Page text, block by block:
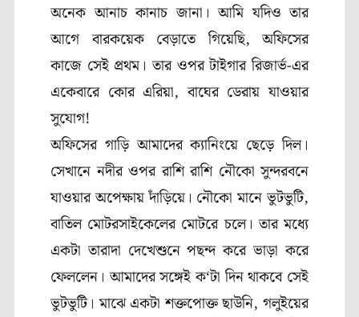
অনেক আনাচ কানাচ জানা। আমি যদিও তার
আগে বারকয়েক বেড়াতে গিয়েছি,অফিসের
কাজে সেই প্রথম। তার ওপর টাইগার রিজার্ভ-এর
একেবারে কোর এরিয়া,বাঘের ডেরায় যাওয়ার
সুযোগ!
অফিসের গাড়ি আমাদের ক্যানিংয়ে ছেড়ে দিল।
সেখানে নদীর ওপর রাশি রাশি নৌকো সুন্দরবনে
যাওয়ার অপেক্ষায় দাঁড়িয়ে। নৌকো মানে ভুটভুটি,
বাতিল মোটরসাইকেলের মোটরে চলে। তার মধ্যে
একটা তারাদা দেখেশুনে পছন্দ করে ভাড়া করে
ফেললেন। আমাদের সঙ্গেই ক‘টা দিন থাকবে সেই
ভুটভুটি। মাঝে একটা শক্তপোক্ত ছাউনি,গলুইয়ের